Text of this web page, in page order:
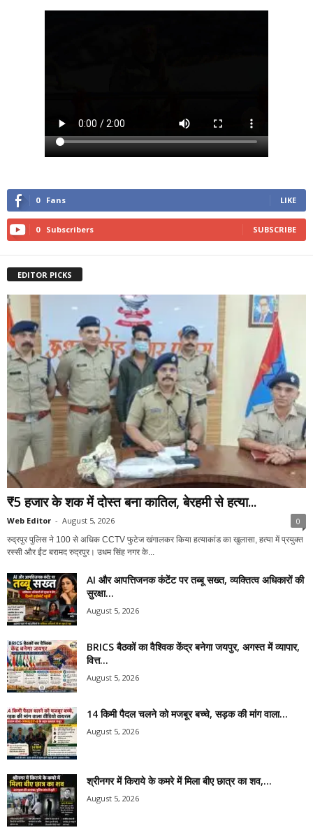
0 Fans LIKE
0 Subscribers SUBSCRIBE
EDITOR PICKS
₹5 हजार के शक में दोस्त बना कातिल, बेरहमी से हत्या...
Web Editor - August 5, 2026 0
रुद्रपुर पुलिस ने 100 से अधिक CCTV फुटेज खंगालकर किया हत्याकांड का खुलासा, हत्या में प्रयुक्त
रस्सी और ईंट बरामद रुद्रपुर। उधम सिंह नगर के...
AI और आपत्तिजनक कंटेंट पर तब्बू सख्त, व्यक्तित्व अधिकारों की
सुरक्षा...
August 5, 2026
BRICS बैठकों का वैश्विक केंद्र बनेगा जयपुर, अगस्त में व्यापार,
वित्त...
August 5, 2026
14 किमी पैदल चलने को मजबूर बच्चे, सड़क की मांग वाला...
August 5, 2026
श्रीनगर में किराये के कमरे में मिला बीए छात्र का शव,...
August 5, 2026